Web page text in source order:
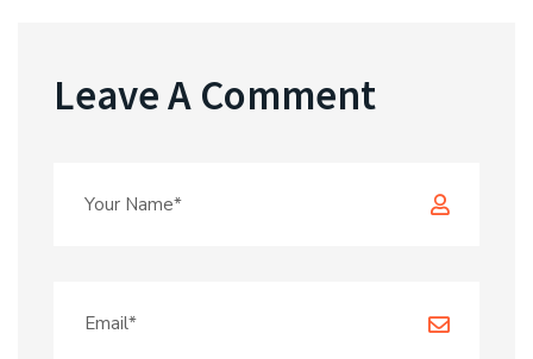
Leave A Comment